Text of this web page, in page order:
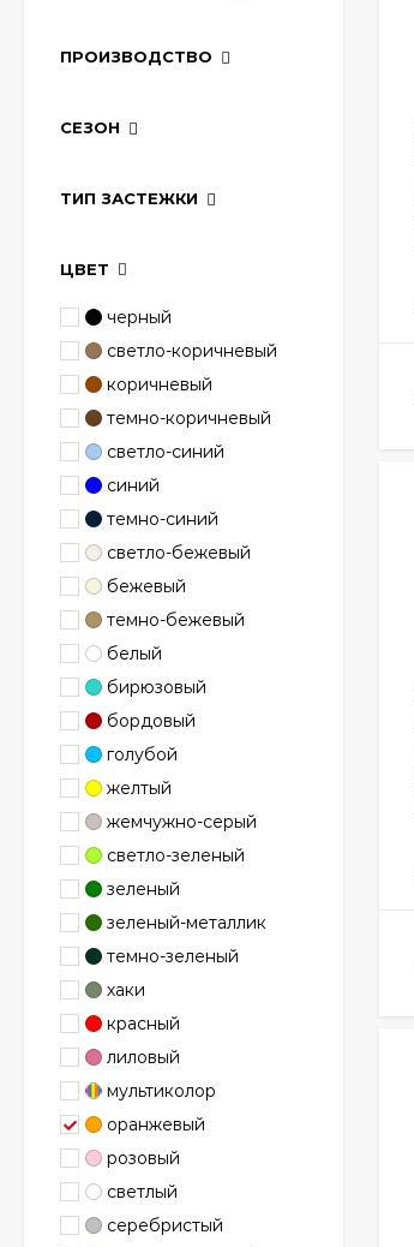
ПРОИЗВОДСТВО
СЕЗОН
ТИП ЗАСТЕЖКИ
ЦВЕТ
черный
светло-коричневый
коричневый
темно-коричневый
светло-синий
синий
темно-синий
светло-бежевый
бежевый
темно-бежевый
белый
бирюзовый
бордовый
голубой
желтый
жемчужно-серый
светло-зеленый
зеленый
зеленый-металлик
темно-зеленый
хаки
красный
лиловый
мультиколор
оранжевый
розовый
светлый
серебристый